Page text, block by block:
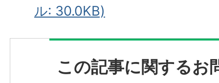
ル: 30.0KB)
この記事に関するお